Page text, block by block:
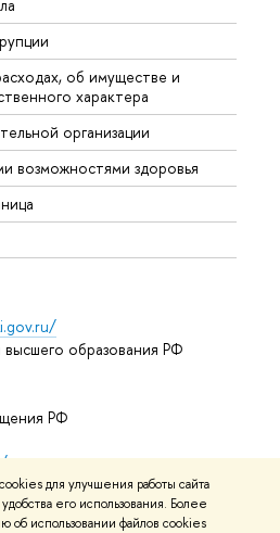
для улучшения работы сайта
его использования. Более
об использовании файлов cookies
об имуществе и
характера
организации
возможностями здоровья
образования РФ
РФ
mooc
курсы